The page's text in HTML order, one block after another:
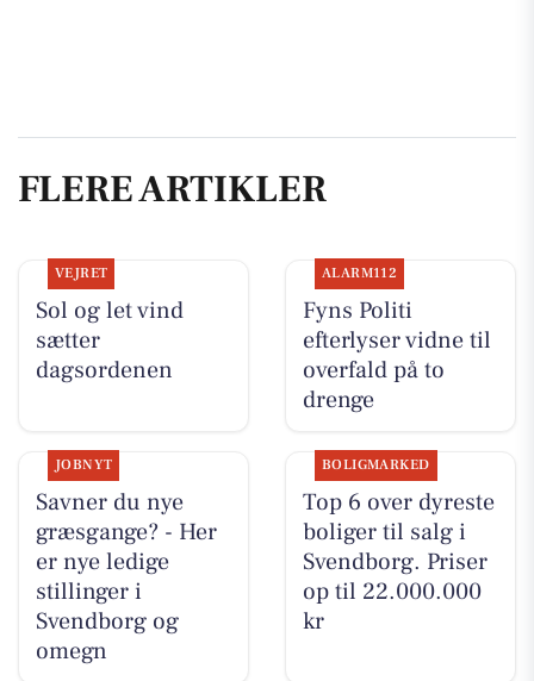
FLERE ARTIKLER
VEJRET
Sol og let vind
sætter
dagsordenen
ALARM112
Fyns Politi
efterlyser vidne til
overfald på to
drenge
JOBNYT
Savner du nye
græsgange? - Her
er nye ledige
stillinger i
Svendborg og
omegn
BOLIGMARKED
Top 6 over dyreste
boliger til salg i
Svendborg. Priser
op til 22.000.000
kr